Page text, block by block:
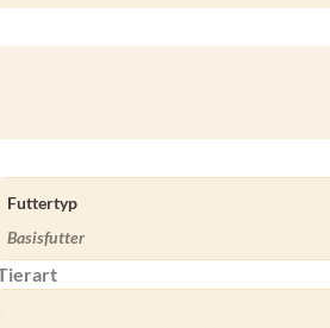
Futtertyp
Basisfutter